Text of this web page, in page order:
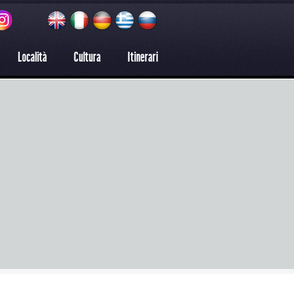
Località Cultura Itinerari